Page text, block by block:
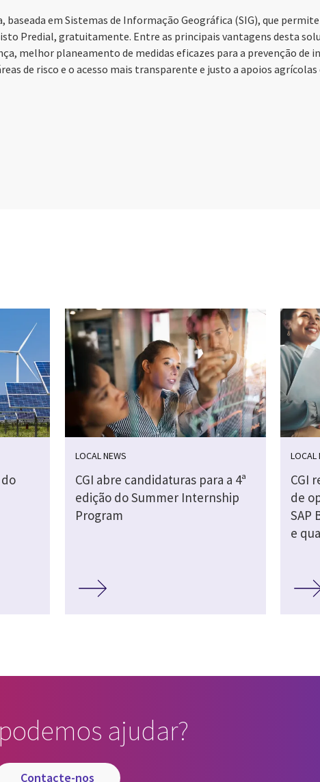
em Sistemas de Informação Geográfica (SIG), que
Predial, gratuitamente. Entre as principais vantagens desta
melhor planeamento de medidas eficazes para a prevenção de
de risco e o acesso mais transparente e justo a apoios
LOCAL NEWS
CGI abre candidaturas para a 4ª
edição do Summer Internship
Program
LOCAL
CGI
de
SAP
e
ajudar?
contacte-nos